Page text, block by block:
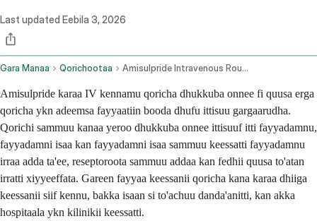
Last updated Eebila 3, 2026
Gara Manaa Qorichootaa Amisulpride Intravenous Route
Amisulpride karaa IV kennamu qoricha dhukkuba onnee fi quusa erga
qoricha ykn adeemsa fayyaatiin booda dhufu ittisuu gargaarudha.
Qorichi sammuu kanaa yeroo dhukkuba onnee ittisuuf itti fayyadamnu,
fayyadamni isaa kan fayyadamni isaa sammuu keessatti fayyadamnu
irraa adda ta'ee, reseptoroota sammuu addaa kan fedhii quusa to'atan
irratti xiyyeeffata. Gareen fayyaa keessanii qoricha kana karaa dhiiga
keessanii siif kennu, bakka isaan si to'achuu danda'anitti, kan akka
hospitaala ykn kilinikii keessatti.